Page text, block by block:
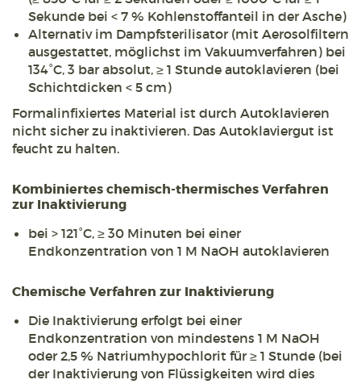
Sekunde bei < 7 % Kohlenstoffanteil in der Asche)
Alternativ im Dampfsterilisator (mit Aerosolfiltern
ausgestattet, möglichst im Vakuumverfahren) bei
134°C, 3 bar absolut, ≥ 1 Stunde autoklavieren (bei
Schichtdicken < 5 cm)
Formalinfixiertes Material ist durch Autoklavieren
nicht sicher zu inaktivieren. Das Autoklaviergut ist
feucht zu halten.
Kombiniertes chemisch-thermisches Verfahren
zur Inaktivierung
bei > 121°C, ≥ 30 Minuten bei einer
Endkonzentration von 1 M NaOH autoklavieren
Chemische Verfahren zur Inaktivierung
Die Inaktivierung erfolgt bei einer
Endkonzentration von mindestens 1 M NaOH
oder 2,5 % Natriumhypochlorit für ≥ 1 Stunde (bei
der Inaktivierung von Flüssigkeiten wird dies